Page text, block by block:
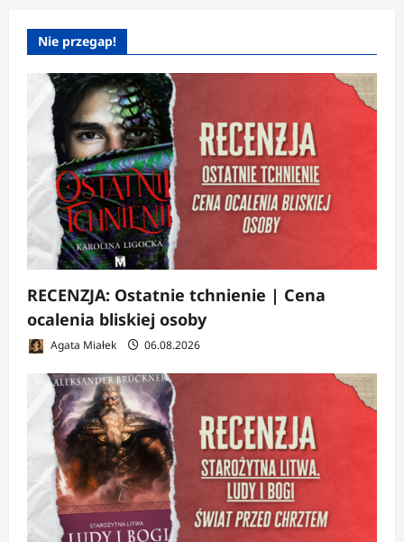
Nie przegap!
RECENZJA: Ostatnie tchnienie | Cena
ocalenia bliskiej osoby
Agata Miałek 06.08.2026